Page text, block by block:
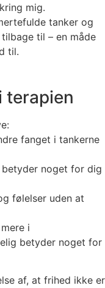
mig.
tanker og
til – en måde
til.
terapien
fanget i tankerne
betyder noget for dig
følelser uden at
i
betyder noget for
af, at frihed ikke er